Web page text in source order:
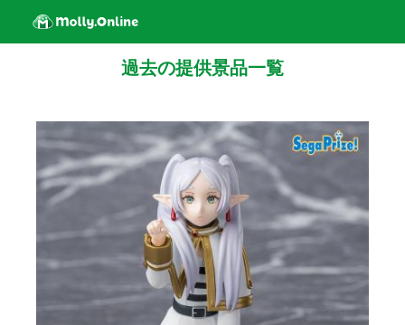
過去の提供景品一覧